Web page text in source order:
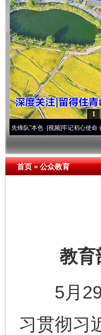
1
·[视频]牢记初心使命 奋进复兴征
首页»公众教育
教育部
5月29
习贯彻习